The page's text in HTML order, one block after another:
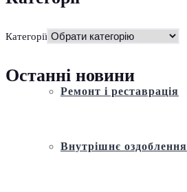
Історія
Ремонт і реставрація
Внутрішнє оздоблення
Категорії
Останні новини